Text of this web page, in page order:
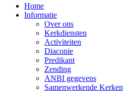
Home
Informatie
Over ons
Kerkdiensten
Activiteiten
Diaconie
Predikant
Zending
ANBI gegevens
Samenwerkende Kerken